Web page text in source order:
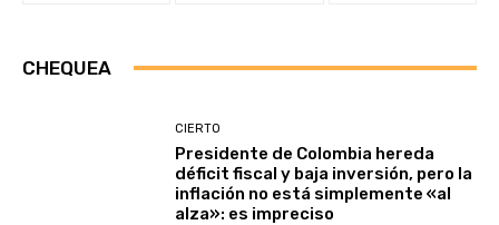
CHEQUEA
CIERTO
Presidente de Colombia hereda
déficit fiscal y baja inversión, pero la
inflación no está simplemente «al
alza»: es impreciso